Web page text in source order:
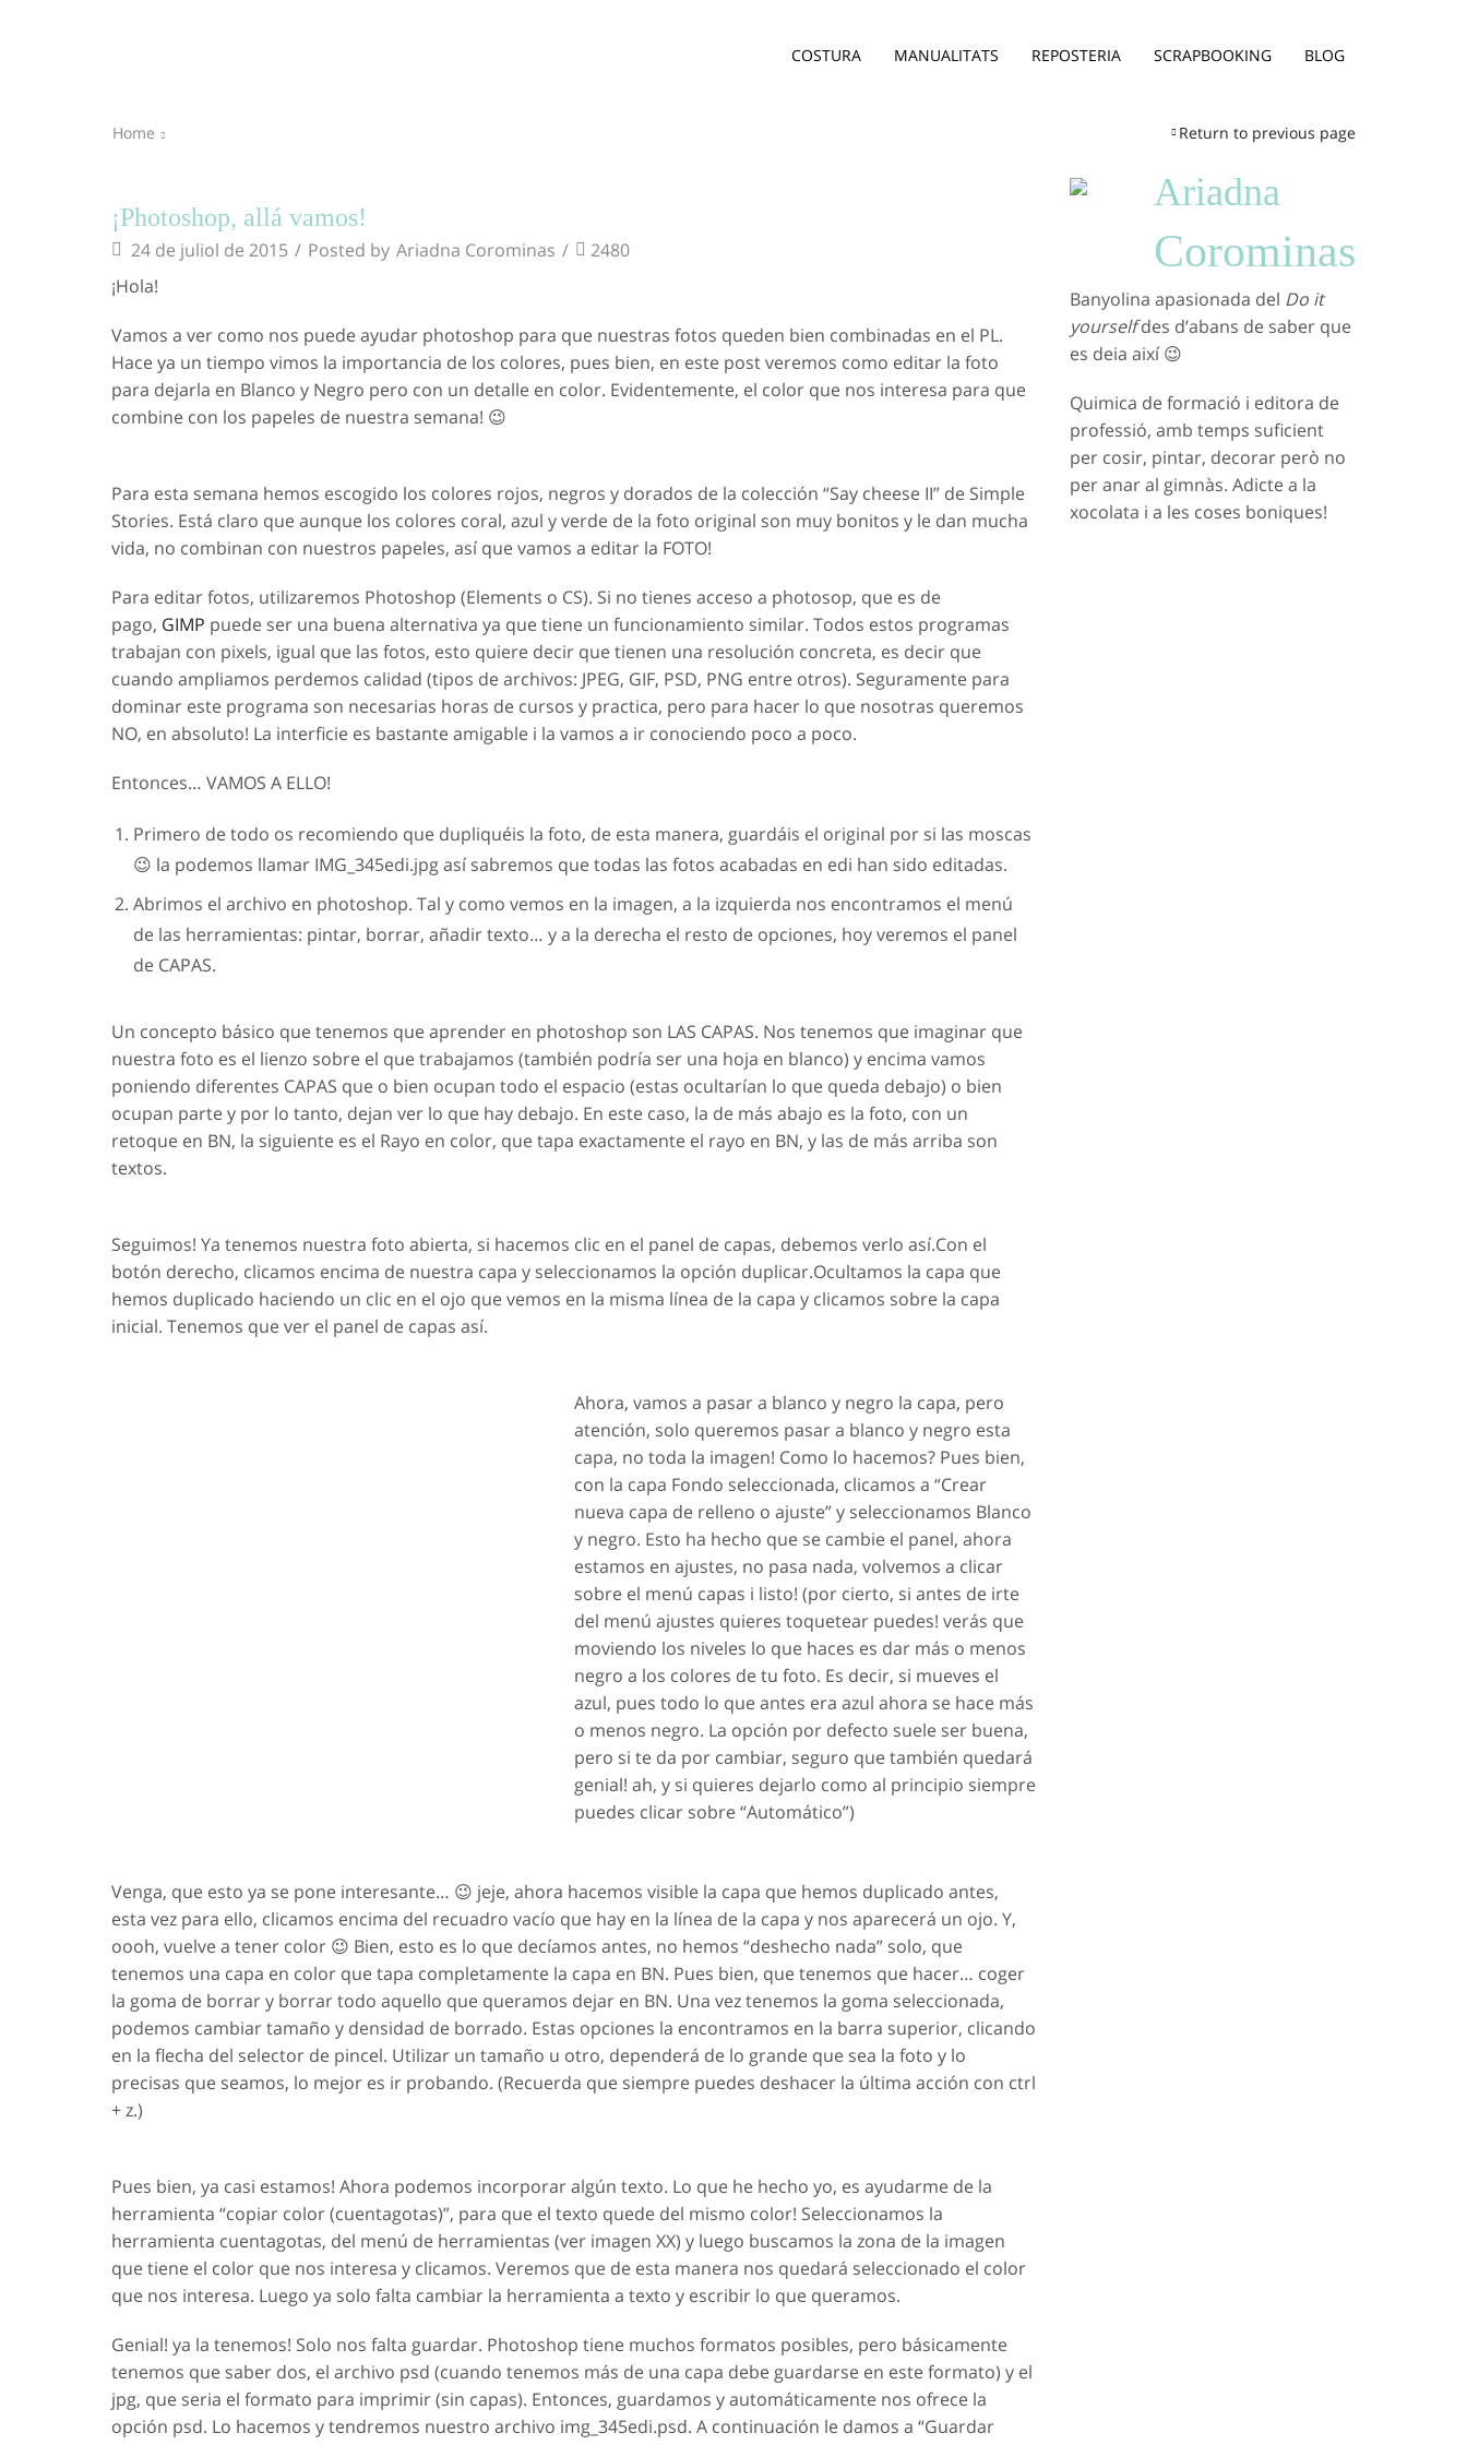
COSTURA MANUALITATS REPOSTERIA SCRAPBOOKING BLOG
Return to previous page
Home
¡Photoshop, allá vamos!
24 de juliol de 2015 / Posted by Ariadna Corominas /
2480
¡Hola!
Vamos a ver como nos puede ayudar photoshop para que nuestras fotos queden bien combinadas en el PL.
Hace ya un tiempo vimos la importancia de los colores, pues bien, en este post veremos como editar la foto
para dejarla en Blanco y Negro pero con un detalle en color. Evidentemente, el color que nos interesa para que
combine con los papeles de nuestra semana! 😉
Para esta semana hemos escogido los colores rojos, negros y dorados de la colección “Say cheese II” de Simple
Stories. Está claro que aunque los colores coral, azul y verde de la foto original son muy bonitos y le dan mucha
vida, no combinan con nuestros papeles, así que vamos a editar la FOTO!
Para editar fotos, utilizaremos Photoshop (Elements o CS). Si no tienes acceso a photosop, que es de
pago, GIMP puede ser una buena alternativa ya que tiene un funcionamiento similar. Todos estos programas
trabajan con pixels, igual que las fotos, esto quiere decir que tienen una resolución concreta, es decir que
cuando ampliamos perdemos calidad (tipos de archivos: JPEG, GIF, PSD, PNG entre otros). Seguramente para
dominar este programa son necesarias horas de cursos y practica, pero para hacer lo que nosotras queremos
NO, en absoluto! La interficie es bastante amigable i la vamos a ir conociendo poco a poco.
Entonces… VAMOS A ELLO!
Primero de todo os recomiendo que dupliquéis la foto, de esta manera, guardáis el original por si las moscas
😉 la podemos llamar IMG_345edi.jpg así sabremos que todas las fotos acabadas en edi han sido editadas.
Abrimos el archivo en photoshop. Tal y como vemos en la imagen, a la izquierda nos encontramos el menú
de las herramientas: pintar, borrar, añadir texto… y a la derecha el resto de opciones, hoy veremos el panel
de CAPAS.
Un concepto básico que tenemos que aprender en photoshop son LAS CAPAS. Nos tenemos que imaginar que
nuestra foto es el lienzo sobre el que trabajamos (también podría ser una hoja en blanco) y encima vamos
poniendo diferentes CAPAS que o bien ocupan todo el espacio (estas ocultarían lo que queda debajo) o bien
ocupan parte y por lo tanto, dejan ver lo que hay debajo. En este caso, la de más abajo es la foto, con un
retoque en BN, la siguiente es el Rayo en color, que tapa exactamente el rayo en BN, y las de más arriba son
textos.
Seguimos! Ya tenemos nuestra foto abierta, si hacemos clic en el panel de capas, debemos verlo así.Con el
botón derecho, clicamos encima de nuestra capa y seleccionamos la opción duplicar.Ocultamos la capa que
hemos duplicado haciendo un clic en el ojo que vemos en la misma línea de la capa y clicamos sobre la capa
inicial. Tenemos que ver el panel de capas así.
Ahora, vamos a pasar a blanco y negro la capa, pero
atención, solo queremos pasar a blanco y negro esta
capa, no toda la imagen! Como lo hacemos? Pues bien,
con la capa Fondo seleccionada, clicamos a “Crear
nueva capa de relleno o ajuste” y seleccionamos Blanco
y negro. Esto ha hecho que se cambie el panel, ahora
estamos en ajustes, no pasa nada, volvemos a clicar
sobre el menú capas i listo! (por cierto, si antes de irte
del menú ajustes quieres toquetear puedes! verás que
moviendo los niveles lo que haces es dar más o menos
negro a los colores de tu foto. Es decir, si mueves el
azul, pues todo lo que antes era azul ahora se hace más
o menos negro. La opción por defecto suele ser buena,
pero si te da por cambiar, seguro que también quedará
genial! ah, y si quieres dejarlo como al principio siempre
puedes clicar sobre “Automático”)
Venga, que esto ya se pone interesante… 😉 jeje, ahora hacemos visible la capa que hemos duplicado antes,
esta vez para ello, clicamos encima del recuadro vacío que hay en la línea de la capa y nos aparecerá un ojo. Y,
oooh, vuelve a tener color 😉 Bien, esto es lo que decíamos antes, no hemos “deshecho nada” solo, que
tenemos una capa en color que tapa completamente la capa en BN. Pues bien, que tenemos que hacer… coger
la goma de borrar y borrar todo aquello que queramos dejar en BN. Una vez tenemos la goma seleccionada,
podemos cambiar tamaño y densidad de borrado. Estas opciones la encontramos en la barra superior, clicando
en la flecha del selector de pincel. Utilizar un tamaño u otro, dependerá de lo grande que sea la foto y lo
precisas que seamos, lo mejor es ir probando. (Recuerda que siempre puedes deshacer la última acción con ctrl
+ z.)
Pues bien, ya casi estamos! Ahora podemos incorporar algún texto. Lo que he hecho yo, es ayudarme de la
herramienta “copiar color (cuentagotas)”, para que el texto quede del mismo color! Seleccionamos la
herramienta cuentagotas, del menú de herramientas (ver imagen XX) y luego buscamos la zona de la imagen
que tiene el color que nos interesa y clicamos. Veremos que de esta manera nos quedará seleccionado el color
que nos interesa. Luego ya solo falta cambiar la herramienta a texto y escribir lo que queramos.
Genial! ya la tenemos! Solo nos falta guardar. Photoshop tiene muchos formatos posibles, pero básicamente
tenemos que saber dos, el archivo psd (cuando tenemos más de una capa debe guardarse en este formato) y el
jpg, que seria el formato para imprimir (sin capas). Entonces, guardamos y automáticamente nos ofrece la
opción psd. Lo hacemos y tendremos nuestro archivo img_345edi.psd. A continuación le damos a “Guardar
Ariadna
Corominas
Banyolina apasionada del Do it
yourselfdes d’abans de saber que
es deia així 😉
Quimica de formació i editora de
professió, amb temps suficient
per cosir, pintar, decorar però no
per anar al gimnàs. Adicte a la
xocolata i a les coses boniques!